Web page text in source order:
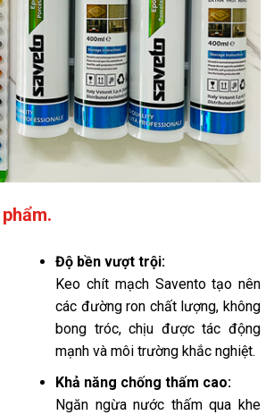
Độ bền vượt trội:
Keo chít mạch Savento tạo nên
các đường ron chất lượng, không
bong tróc, chịu được tác động
mạnh và môi trường khắc nghiệt.
Khả năng chống thấm cao:
Ngăn ngừa nước thấm qua khe